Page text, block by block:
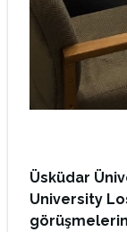
Üsküdar
University